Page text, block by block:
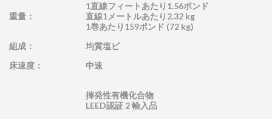
重量：
1直線フィートあたり1.56ポンド
直線1メートルあたり2.32 kg
1巻あたり159ポンド (72 kg)
組成：
均質塩ビ
床速度：
中速
揮発性有機化合物
LEED認証 2 輸入品